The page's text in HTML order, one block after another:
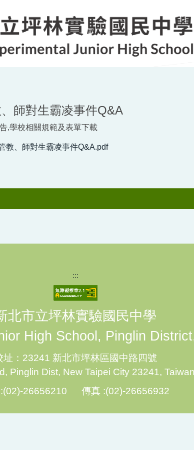
師對生霸凌事件Q&A
,學校相關規範及表單下載
教、師對生霸凌事件Q&A.pdf
:::
北市立坪林實驗國民中學
High School, Pinglin
址：23241 新北市坪林區國中路四號
Pinglin Dist, New Taipei City 23241,
:(02)-26656210 傳真 :(02)-26656932